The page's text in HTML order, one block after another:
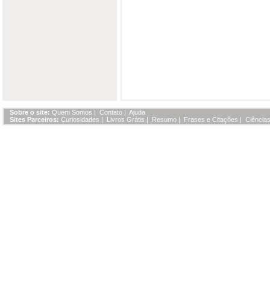
Sobre o site: Quem Somos | Contato | Ajuda
Sites Parceiros: Curiosidades | Livros Grátis | Resumo | Frases e Citações |